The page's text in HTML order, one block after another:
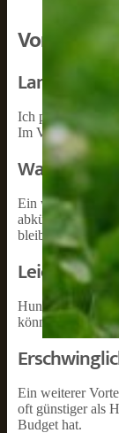
Vorteile
Langlebigkeit
Ich persönlich
Im Vergleich zu
Ein weiterer
abkühlt, muss ich
bleibt das
Leichtigkeit
können oder
Ein weiterer
oft günstiger als
Budget hat.